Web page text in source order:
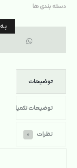
دسته بندی ها
توضیحات
توضیحات تکمیلی
نظرات ۰